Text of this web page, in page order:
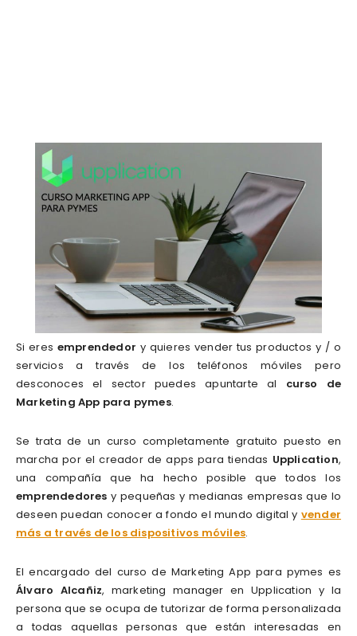
Si eres emprendedor y quieres vender tus productos y / o
servicios a través de los teléfonos móviles pero
desconoces el sector puedes apuntarte al curso de
Marketing App para pymes.
Se trata de un curso completamente gratuito puesto en
marcha por el creador de apps para tiendas Upplication,
una compañía que ha hecho posible que todos los
emprendedores y pequeñas y medianas empresas que lo
deseen puedan conocer a fondo el mundo digital y vender
más a través de los dispositivos móviles.
El encargado del curso de Marketing App para pymes es
Álvaro Alcañiz, marketing manager en Upplication y la
persona que se ocupa de tutorizar de forma personalizada
a todas aquellas personas que están interesadas en